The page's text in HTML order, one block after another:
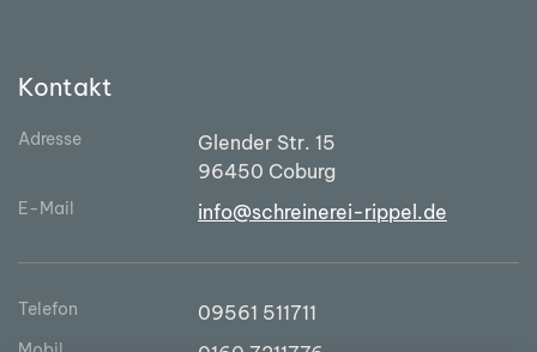
Kontakt
Adresse
Glender Str. 15
96450 Coburg
E-Mail info@schreinerei-rippel.de
Telefon 09561 511711